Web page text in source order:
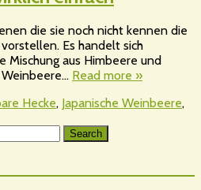
die sie noch nicht kennen die
Es handelt sich
Mischung aus Himbeere und
Read more »
Hecke, Japanische Weinbeere,
Search